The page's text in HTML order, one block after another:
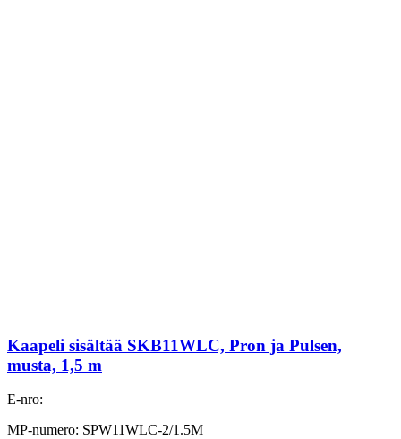
Kaapeli sisältää SKB11WLC, Pron ja Pulsen,
musta, 1,5 m
E-nro:
MP-numero: SPW11WLC-2/1.5M